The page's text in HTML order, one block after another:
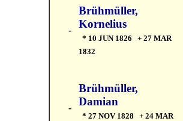
-
Brühmüller,
Kornelius
* 10 JUN 1826 + 27 MAR
1832
-
Brühmüller,
Damian
* 27 NOV 1828 + 24 MAR